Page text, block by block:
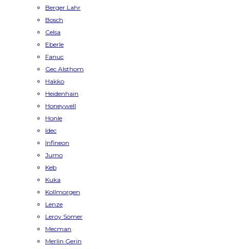
Berger Lahr
Bosch
Celsa
Eberle
Fanuc
Gec Alsthom
Hakko
Heidenhain
Honeywell
Honle
Idec
Infineon
Jumo
Keb
Kuka
Kollmorgen
Lenze
Leroy Somer
Mecman
Merlin Gerin